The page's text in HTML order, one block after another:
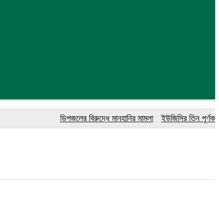
ডিপজলের বিরুদ্ধে মানহানির মামলা ইউজিসির তিন পূর্ণকালীন